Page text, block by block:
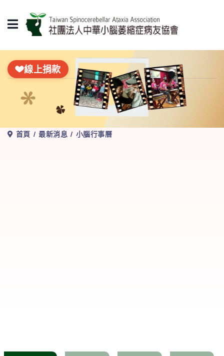
線上捐款
首頁 最新消息 小腦行事曆